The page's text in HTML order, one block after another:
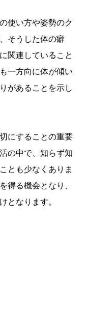
使い方や姿勢のク
そうした体の癖
関連していること
一方向に体が傾い
があることを示し
にすることの重要
の中で、知らず知
とも少なくありま
得る機会となり、
となります。